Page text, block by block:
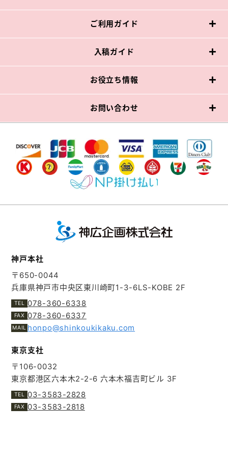
ご利用ガイド
入稿ガイド
お役立ち情報
お問い合わせ
神戸本社
〒650-0044
兵庫県神戸市中央区東川崎町1-3-6LS-KOBE 2F
078-360-6338
078-360-6337
honpo@shinkoukikaku.com
東京支社
〒106-0032
東京都港区六本木2-2-6 六本木福吉町ビル 3F
03-3583-2828
03-3583-2818